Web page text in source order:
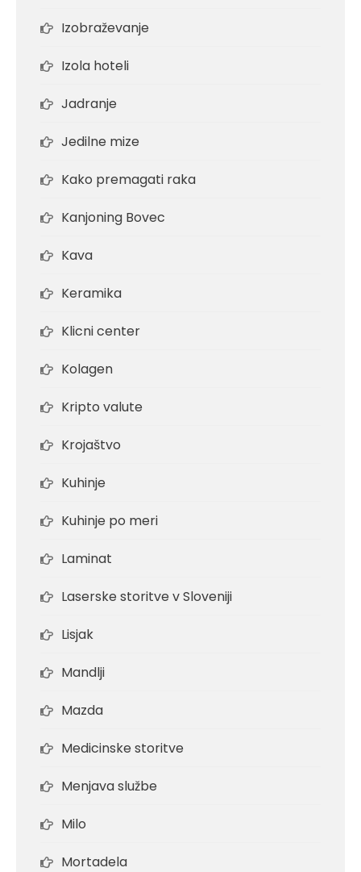
Izobraževanje
Izola hoteli
Jadranje
Jedilne mize
Kako premagati raka
Kanjoning Bovec
Kava
Keramika
Klicni center
Kolagen
Kripto valute
Krojaštvo
Kuhinje
Kuhinje po meri
Laminat
Laserske storitve v Sloveniji
Lisjak
Mandlji
Mazda
Medicinske storitve
Menjava službe
Milo
Mortadela